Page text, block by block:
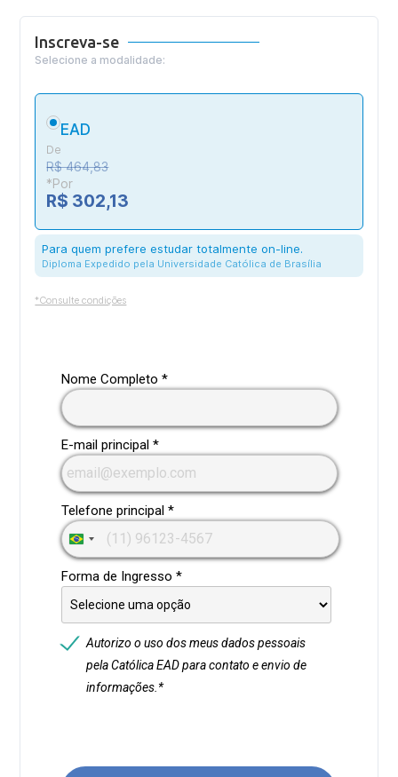
Inscreva-se
Selecione a modalidade:
EAD
De
R$ 464,83
*Por
R$ 302,13
Para quem prefere estudar totalmente on-line.
Diploma Expedido pela Universidade Católica de Brasília
*Consulte condições